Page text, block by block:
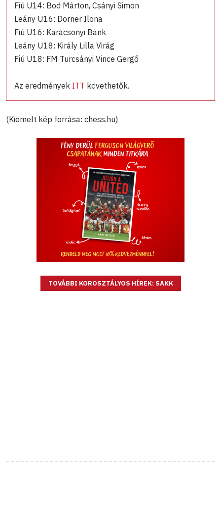
Fiú U14: Bod Márton, Csányi Simon
Leány U16: Dorner Ilona
Fiú U16: Karácsonyi Bánk
Leány U18: Király Lilla Virág
Fiú U18: FM Turcsányi Vince Gergő
Az eredmények ITT követhetők.
(Kiemelt kép forrása: chess.hu)
TOVÁBBI KOROSZTÁLYOS HÍREK: SAKK